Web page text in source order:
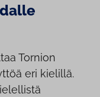
Tornion
eri kielillä.